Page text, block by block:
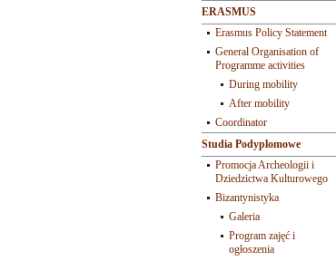
ERASMUS
Erasmus Policy Statement
General Organisation of
Programme activities
During mobility
After mobility
Coordinator
Studia Podyplomowe
Promocja Archeologii i
Dziedzictwa Kulturowego
Bizantynistyka
Galeria
Program zajęć i
ogłoszenia